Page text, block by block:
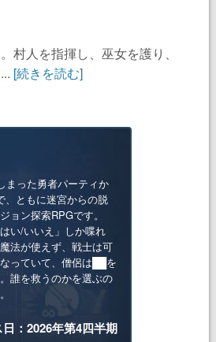
村人を指揮し、巫女を護り、
[続きを読む]
まった勇者パーティか
、ともに迷宮からの脱
ョン探索RPGです。
い/いいえ」しか喋れ
法が使えず、戦士は可
っていて、僧侶は██を
誰を救うのかを選ぶの
日：2026年第4四半期